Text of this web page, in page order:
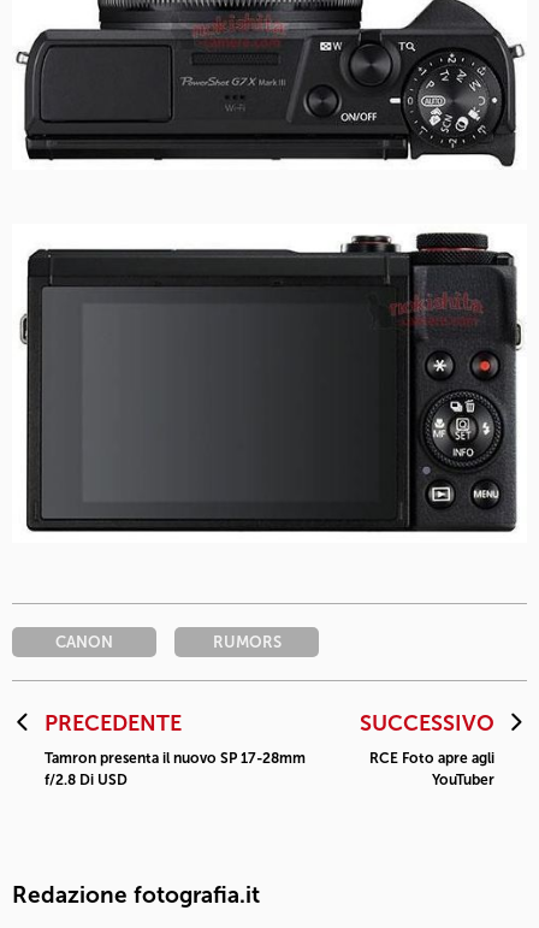
CANON RUMORS
PRECEDENTE
Tamron presenta il nuovo SP 17-28mm
f/2.8 Di USD
SUCCESSIVO
RCE Foto apre agli
YouTuber
Redazione fotografia.it